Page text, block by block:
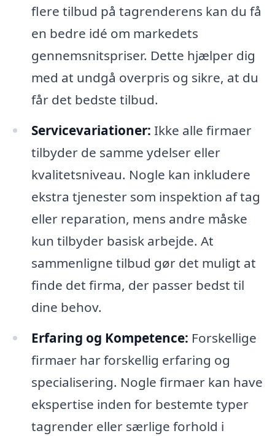
flere tilbud på tagrenderens kan du få
en bedre idé om markedets
gennemsnitspriser. Dette hjælper dig
med at undgå overpris og sikre, at du
får det bedste tilbud.
Servicevariationer: Ikke alle firmaer
tilbyder de samme ydelser eller
kvalitetsniveau. Nogle kan inkludere
ekstra tjenester som inspektion af tag
eller reparation, mens andre måske
kun tilbyder basisk arbejde. At
sammenligne tilbud gør det muligt at
finde det firma, der passer bedst til
dine behov.
Erfaring og Kompetence: Forskellige
firmaer har forskellig erfaring og
specialisering. Nogle firmaer kan have
ekspertise inden for bestemte typer
tagrender eller særlige forhold i